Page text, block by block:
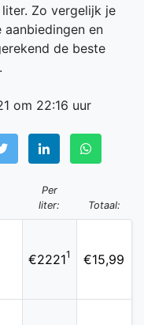
Zo vergelijk je
en
de beste
om 22:16 uur
Per
liter:
Totaal:
€22211 €15,99